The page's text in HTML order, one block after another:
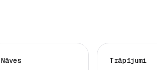
Nāves Trāpījumi